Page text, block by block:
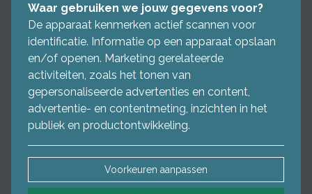
Waar gebruiken we jouw gegevens voor?
De apparaat kenmerken actief scannen voor
identificatie. Informatie op een apparaat opslaan
en/of openen. Marketing gerelateerde
activiteiten, zoals het tonen van
gepersonaliseerde advertenties en content,
advertentie- en contentmeting, inzichten in het
publiek en productontwikkeling.
Voorkeuren aanpassen